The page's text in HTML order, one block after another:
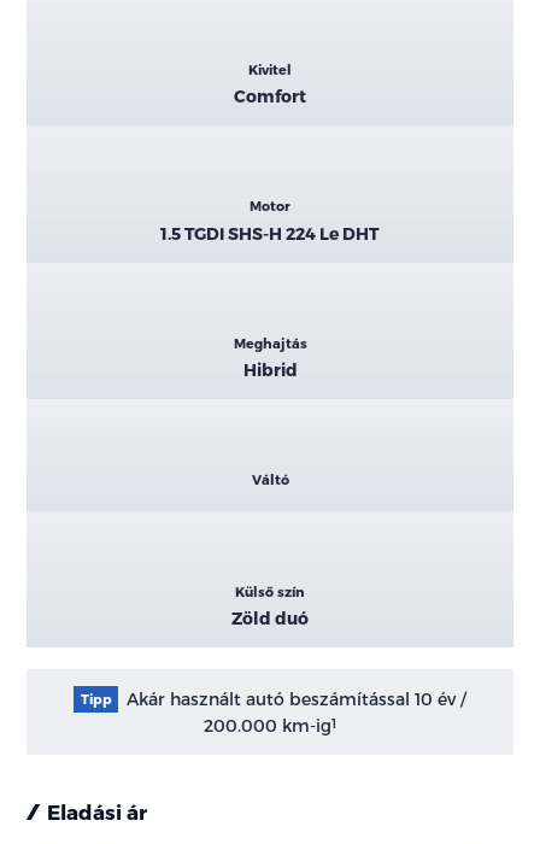
Kivitel
Comfort
Motor
1.5 TGDI SHS-H 224 Le DHT
Meghajtás
Hibrid
Váltó
Külső szín
Zöld duó
Tipp
Akár használt autó beszámítással 10 év /
200.000 km-ig1
Eladási ár